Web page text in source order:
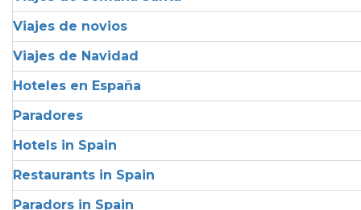
Viajes de novios
Viajes de Navidad
Hoteles en España
Paradores
Hotels in Spain
Restaurants in Spain
Paradors in Spain